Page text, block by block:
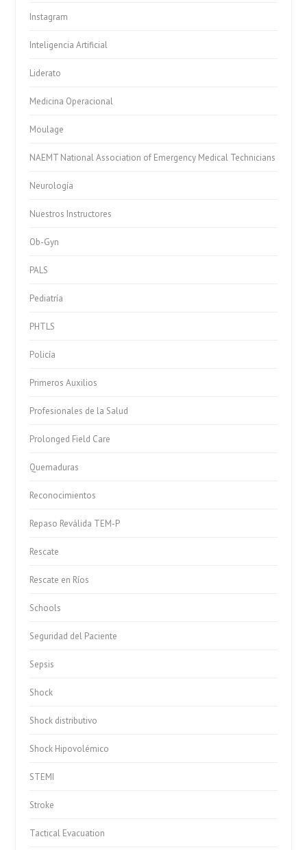
Instagram
Inteligencia Artificial
Liderato
Medicina Operacional
Moulage
NAEMT National Association of Emergency Medical Technicians
Neurología
Nuestros Instructores
Ob-Gyn
PALS
Pediatría
PHTLS
Policía
Primeros Auxilios
Profesionales de la Salud
Prolonged Field Care
Quemaduras
Reconocimientos
Repaso Reválida TEM-P
Rescate
Rescate en Ríos
Schools
Seguridad del Paciente
Sepsis
Shock
Shock distributivo
Shock Hipovolémico
STEMI
Stroke
Tactical Evacuation